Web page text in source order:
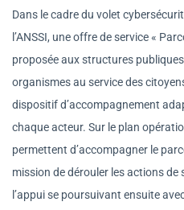
Dans le cadre du volet
l’ANSSI, une offre de service «
proposée aux structures
organismes au service des
dispositif d’accompagnement
chaque acteur. Sur le plan
permettent d’accompagner le
mission de dérouler les actions de
l’appui se poursuivant ensuite